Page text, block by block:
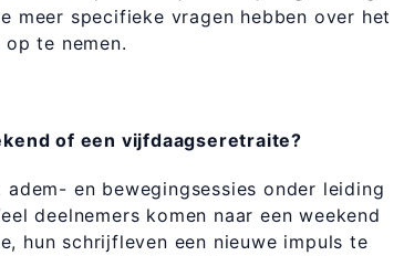
meer specifieke vragen hebben over het
te nemen.
of een vijfdaagseretraite?
en bewegingsessies onder leiding
deelnemers komen naar een weekend
hun schrijfleven een nieuwe impuls te